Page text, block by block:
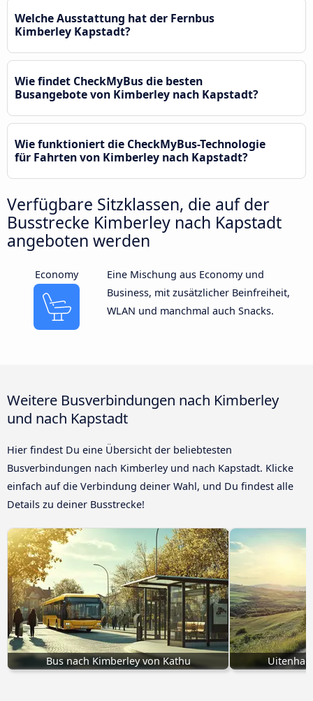
Welche Ausstattung hat der Fernbus
Kimberley Kapstadt?
Wie findet CheckMyBus die besten
Busangebote von Kimberley nach Kapstadt?
Wie funktioniert die CheckMyBus-Technologie
für Fahrten von Kimberley nach Kapstadt?
Verfügbare Sitzklassen, die auf der
Busstrecke Kimberley nach Kapstadt
angeboten werden
Economy
Eine Mischung aus Economy und
Business, mit zusätzlicher Beinfreiheit,
WLAN und manchmal auch Snacks.
Weitere Busverbindungen nach Kimberley
und nach Kapstadt
Hier findest Du eine Übersicht der beliebtesten
Busverbindungen nach Kimberley und nach Kapstadt. Klicke
einfach auf die Verbindung deiner Wahl, und Du findest alle
Details zu deiner Busstrecke!
Bus nach Kimberley von Kathu